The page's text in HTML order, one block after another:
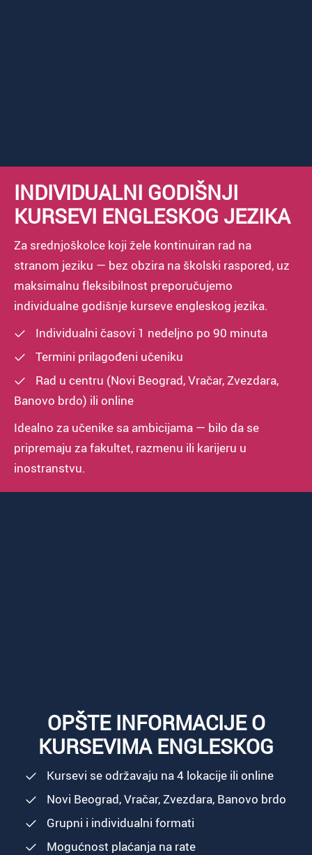
INDIVIDUALNI GODIŠNJI
KURSEVI ENGLESKOG JEZIKA
Za srednjoškolce koji žele kontinuiran rad na
stranom jeziku — bez obzira na školski raspored, uz
maksimalnu fleksibilnost preporučujemo
individualne godišnje kurseve engleskog jezika.
Individualni časovi 1 nedeljno po 90 minuta
Termini prilagođeni učeniku
Rad u centru (Novi Beograd, Vračar, Zvezdara,
Banovo brdo) ili online
Idealno za učenike sa ambicijama — bilo da se
pripremaju za fakultet, razmenu ili karijeru u
inostranstvu.
OPŠTE INFORMACIJE O
KURSEVIMA ENGLESKOG
Kursevi se održavaju na 4 lokacije ili online
Novi Beograd, Vračar, Zvezdara, Banovo brdo
Grupni i individualni formati
Mogućnost plaćanja na rate